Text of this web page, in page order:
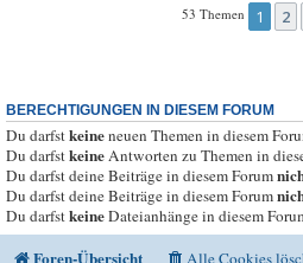
53 Themen 1 2
BERECHTIGUNGEN IN DIESEM FORUM
Du darfstkeineneuen Themen in diesem
Du darfstkeineAntworten zu Themen in
Du darfst deine Beiträge in diesem Forum
Du darfst deine Beiträge in diesem Forum
Du darfstkeineDateianhänge in diesem
Foren-Übersicht Alle Cookies